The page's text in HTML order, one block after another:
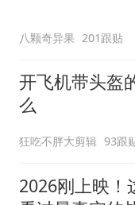
八颗奇异果 201跟贴
开飞机带头盔
么
狂吃不胖大剪辑 93跟
2026刚上映！